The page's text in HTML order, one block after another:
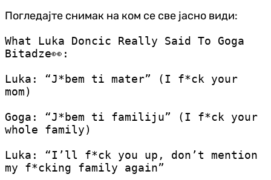
Погледајте снимак на ком се све јасно види:
What Luka Doncic Really Said To Goga
Bitadze👀:
Luka: “J*bem ti mater” (I f*ck your
mom)
Goga: “J*bem ti familiju” (I f*ck your
whole family)
Luka: “I’ll f*ck you up, don’t mention
my f*cking family again”